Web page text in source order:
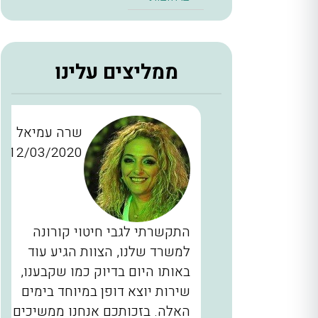
ממליצים עלינו
שרה עמיאל
12/03/2020
התקשרתי לגבי חיטוי קורונה
למשרד שלנו, הצוות הגיע עוד
באותו היום בדיוק כמו שקבענו,
שירות יוצא דופן במיוחד בימים
האלה. בזכותכם אנחנו ממשיכים